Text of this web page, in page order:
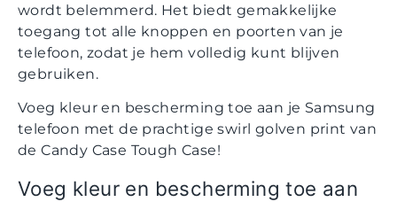
wordt belemmerd. Het biedt gemakkelijke
toegang tot alle knoppen en poorten van je
telefoon, zodat je hem volledig kunt blijven
gebruiken.
Voeg kleur en bescherming toe aan je Samsung
telefoon met de prachtige swirl golven print van
de Candy Case Tough Case!
Voeg kleur en bescherming toe aan